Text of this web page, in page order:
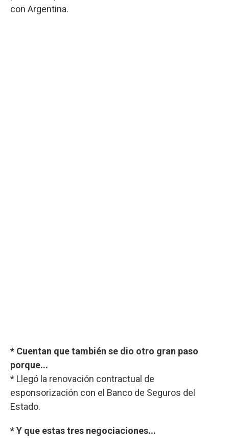
con Argentina.
* Cuentan que también se dio otro gran paso
porque...
* Llegó la renovación contractual de
esponsorización con el Banco de Seguros del
Estado.
* Y que estas tres negociaciones...